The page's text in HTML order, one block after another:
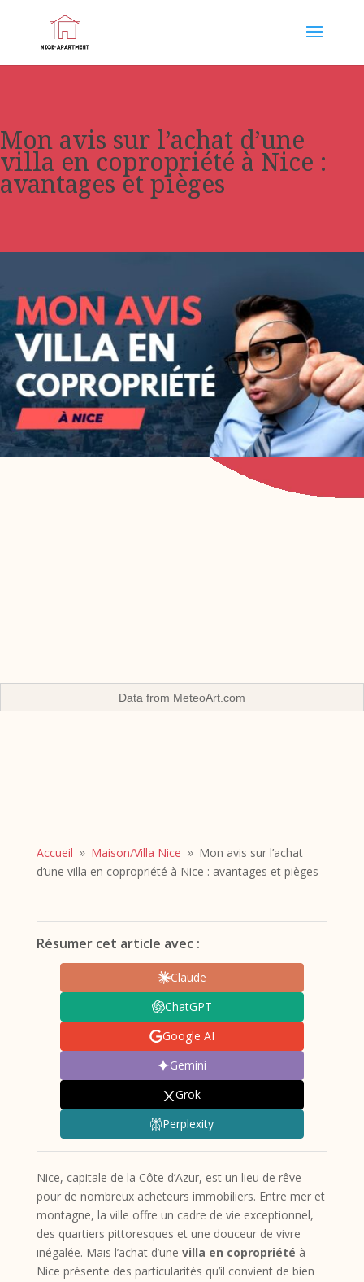
Mon avis sur l’achat d’une
villa en copropriété à Nice :
avantages et pièges
Data from MeteoArt.com
Accueil 9 Maison/Villa Nice 9 Mon avis sur l’achat
d’une villa en copropriété à Nice : avantages et pièges
Résumer cet article avec :
Claude
ChatGPT
Google AI
Gemini
Grok
Perplexity
Nice, capitale de la Côte d’Azur, est un lieu de rêve
pour de nombreux acheteurs immobiliers. Entre mer et
montagne, la ville offre un cadre de vie exceptionnel,
des quartiers pittoresques et une douceur de vivre
inégalée. Mais l’achat d’une villa en copropriété à
Nice présente des particularités qu’il convient de bien